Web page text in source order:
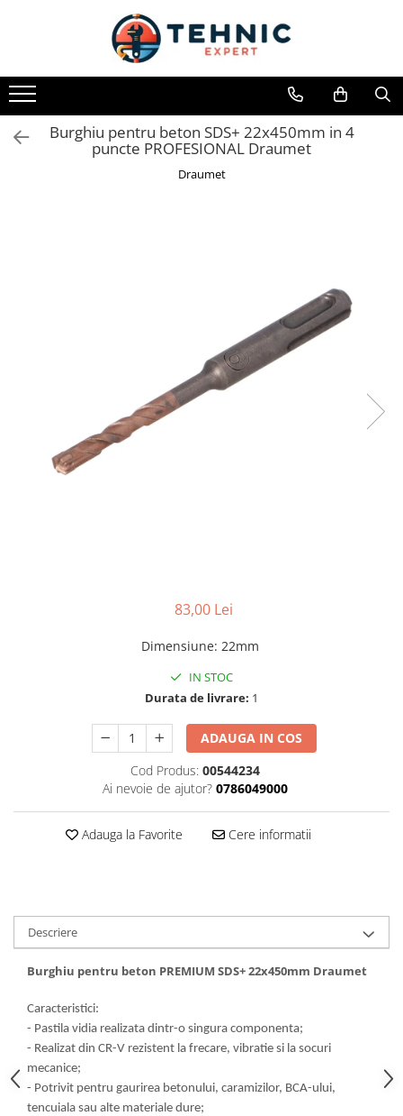
Toate Produsele
Accesorii pentru scule electrice
Accesorii pentru sculele pe aer
Alte accesorii pentru scule
Benzi din aluminiu
Benzi dublu-adezive
Benzi duct tape
Burghie pentru metal cu cobalt
Burghie pentru sticla si ceramica
Dalti, spit-uri SDS+ si SDS MAX
Carote, freze si accesorii pentru
Accesorii pentru frezare
Carote pentru ceramica
Dischete pentru slefuire ceramica
Carote HSS
Carote si accesorii pentru zidarie
Freze pentru gaurire lemn si gips
carton
Discuri pentru taiere si slefuire
Burghiu pentru beton SDS+ 22x450mm in 4
puncte PROFESIONAL Draumet
Draumet
83,00 Lei
Dimensiune: 22mm
IN STOC
Durata de livrare: 1
ADAUGA IN COS
Cod Produs: 00544234
Ai nevoie de ajutor? 0786049000
Adauga la Favorite Cere informatii
Descriere
Burghiu pentru beton PREMIUM SDS+ 22x450mm Draumet
Caracteristici:
- Pastila vidia realizata dintr-o singura componenta;
- Realizat din CR-V rezistent la frecare, vibratie si la socuri
mecanice;
- Potrivit pentru gaurirea betonului, caramizilor, BCA-ului,
tencuiala sau alte materiale dure;